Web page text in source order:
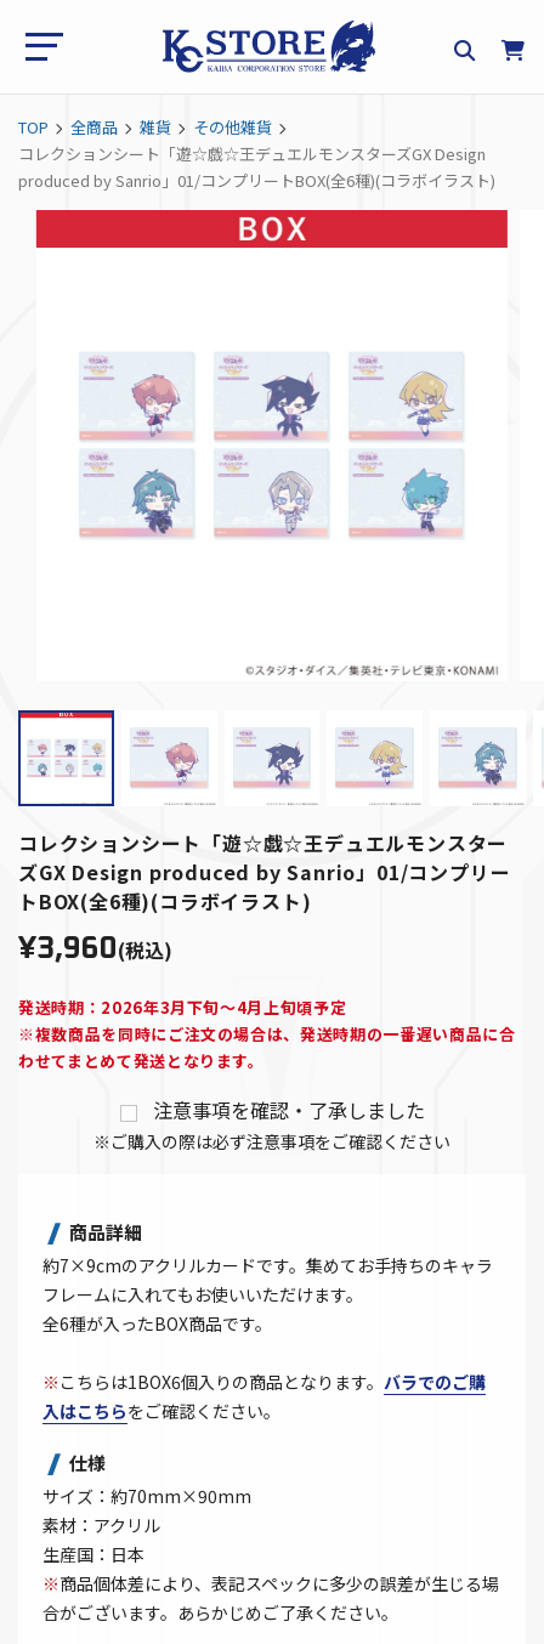
TOP 全商品 雑貨
その他雑貨
コレクションシート「遊☆戯☆王デュエルモンスターズGX Design
produced by Sanrio」01/コンプリートBOX(全6種)(コラボイラスト)
コレクションシート「遊☆戯☆王デュエルモンスター
ズGX Design produced by Sanrio」01/コンプリー
トBOX(全6種)(コラボイラスト)
¥3,960(税込)
発送時期：2026年3月下旬～4月上旬頃予定
※複数商品を同時にご注文の場合は、発送時期の一番遅い商品に合
わせてまとめて発送となります。
注意事項を確認・了承しました
※ご購入の際は必ず注意事項をご確認ください
商品詳細
約7×9cmのアクリルカードです。集めてお手持ちのキャラ
フレームに入れてもお使いいただけます。
全6種が入ったBOX商品です。
※ こちらは1BOX6個入りの商品となります。 バラでのご購
入はこちらをご確認ください。
仕様
サイズ：約70mm×90mm
素材：アクリル
生産国：日本
※商品個体差により、表記スペックに多少の誤差が生じる場
合がございます。あらかじめご了承ください。